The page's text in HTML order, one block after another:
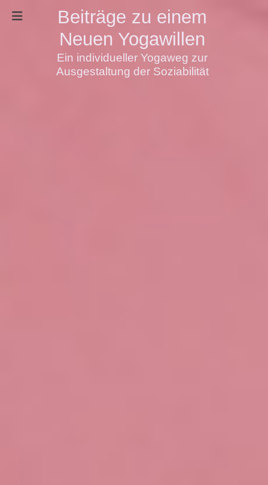
Beiträge zu einem
Neuen Yogawillen
Ein individueller Yogaweg zur
Ausgestaltung der Soziabilität